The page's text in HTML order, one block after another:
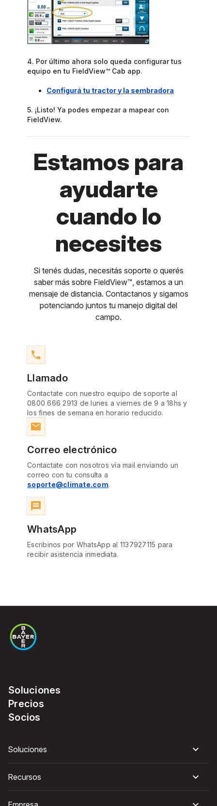
4. Por último ahora solo queda configurar tus
equipo en tu FieldView™ Cab app.
Configurá tu tractor y la sembradora
5. ¡Listo! Ya podes empezar a mapear con
FieldView.
Estamos para
ayudarte
cuando lo
necesites
Si tenés dudas, necesitás soporte o querés
saber más sobre FieldView™, estamos a un
mensaje de distancia. Contactanos y sigamos
potenciando juntos tu manejo digital del
campo.
phone
Llamado
Contactate con nuestro equipo de soporte al
0800 666 2913 de lunes a viernes de 9 a 18hs y
los fines de semana en horario reducido.
email
Correo electrónico
Contactate con nosotros vía mail enviando un
correo con tu consulta a
soporte@climate.com.
message
WhatsApp
Escribinos por WhatsApp al 1137927115 para
recibir asistencia inmediata.
Soluciones
Precios
Socios
Soluciones
Recursos